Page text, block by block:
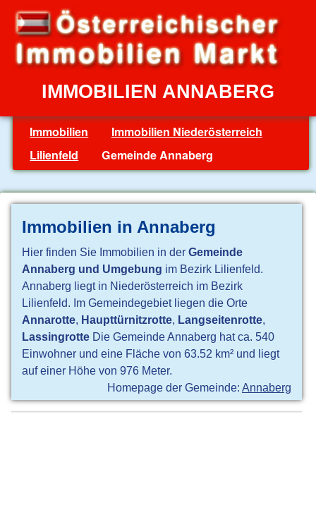
IMMOBILIEN ANNABERG
Immobilien
Immobilien Niederösterreich
Lilienfeld
Gemeinde Annaberg
Immobilien in Annaberg
Hier finden Sie Immobilien in derGemeinde
Annaberg und Umgebung im Bezirk Lilienfeld.
Annaberg liegt in Niederösterreich im Bezirk
Lilienfeld. Im Gemeindegebiet liegen die Orte
Annarotte, Haupttürnitzrotte, Langseitenrotte,
Lassingrotte Die Gemeinde Annaberg hat ca. 540
Einwohner und eine Fläche von 63.52 km² und liegt
auf einer Höhe von 976 Meter.
Homepage der Gemeinde:Annaberg